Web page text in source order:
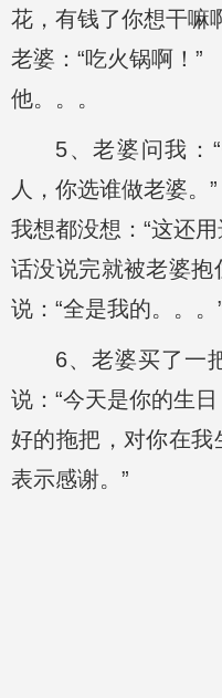
花，有钱了你想干嘛
老婆：“吃火锅啊！”
他。。。
5、老婆问我：
人，你选谁做老婆。”
我想都没想：“这还用
话没说完就被老婆抱
说：“全是我的。。。
6、老婆买了一
说：“今天是你的生
好的拖把，对你在我
表示感谢。”